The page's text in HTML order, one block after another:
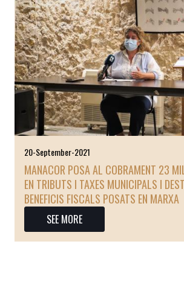
20-September-2021
MANACOR POSA AL COBRAMENT 23
EN TRIBUTS I TAXES MUNICIPALS I
BENEFICIS FISCALS POSATS EN MARXA
SEE MORE